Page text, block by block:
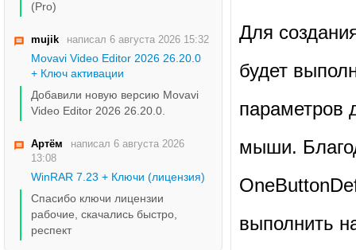
(Pro)
mujik написал 6 августа 2026 15:32
Movavi Video Editor 2026 26.20.0
+ Ключ активации
Добавили новую версию Movavi
Video Editor 2026 26.20.0.
Артём
написал 6 августа 2026
13:08
WinRAR 7.23 + Ключи (лицензия)
Спасибо ключи лицензии
рабочие, скачались быстро,
респект
Для
будет
параметров
мыши.
выполнить